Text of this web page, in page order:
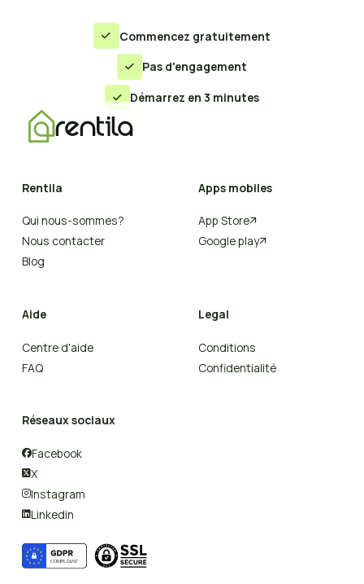
 Commencez gratuitement
 Pas d'engagement
 Démarrez en 3 minutes
Rentila
Qui nous-sommes?
Nous contacter
Blog
Apps mobiles
App Store
Google play
Aide
Centre d'aide
FAQ
Legal
Conditions
Confidentialité
Réseaux sociaux
Facebook
X
Instagram
Linkedin